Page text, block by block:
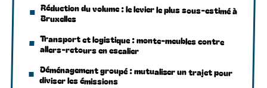
Réduction du volume : le levier le plus sous-estimé à
Bruxelles
Transport et logistique : monte-meubles contre
allers-retours en escalier
Déménagement groupé : mutualiser un trajet pour
diviser les émissions